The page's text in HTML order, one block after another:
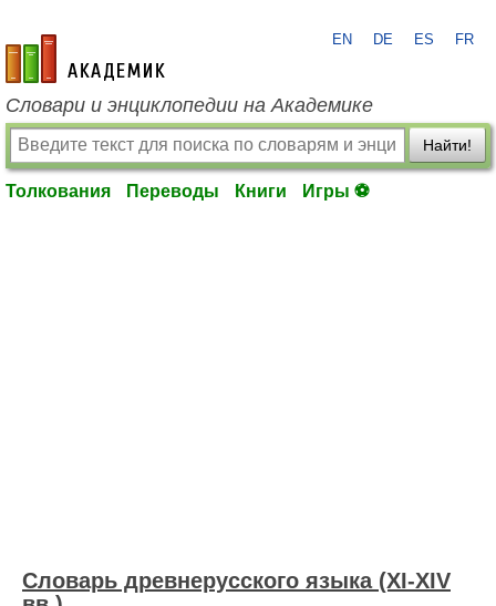
academic.ru
EN DE ES FR
Словари и энциклопедии на Академике
Найти!
Толкования Переводы Книги Игры ⚽
Словарь древнерусского языка (XI-XIV